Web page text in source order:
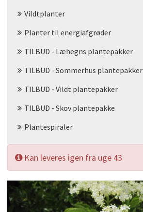
Vildtplanter
Planter til energiafgrøder
TILBUD - Læhegns plantepakker
TILBUD - Sommerhus plantepakker
TILBUD - Vildt plantepakker
TILBUD - Skov plantepakke
Plantespiraler
Kan leveres igen fra uge 43